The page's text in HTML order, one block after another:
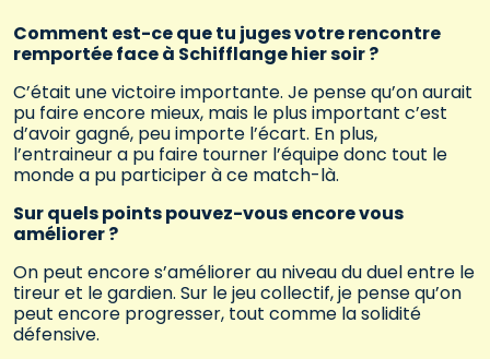
Comment est-ce que tu juges votre rencontre
remportée face à Schifflange hier soir ?
C’était une victoire importante. Je pense qu’on aurait
pu faire encore mieux, mais le plus important c’est
d’avoir gagné, peu importe l’écart. En plus,
l’entraineur a pu faire tourner l’équipe donc tout le
monde a pu participer à ce match-là.
Sur quels points pouvez-vous encore vous
améliorer ?
On peut encore s’améliorer au niveau du duel entre le
tireur et le gardien. Sur le jeu collectif, je pense qu’on
peut encore progresser, tout comme la solidité
défensive.